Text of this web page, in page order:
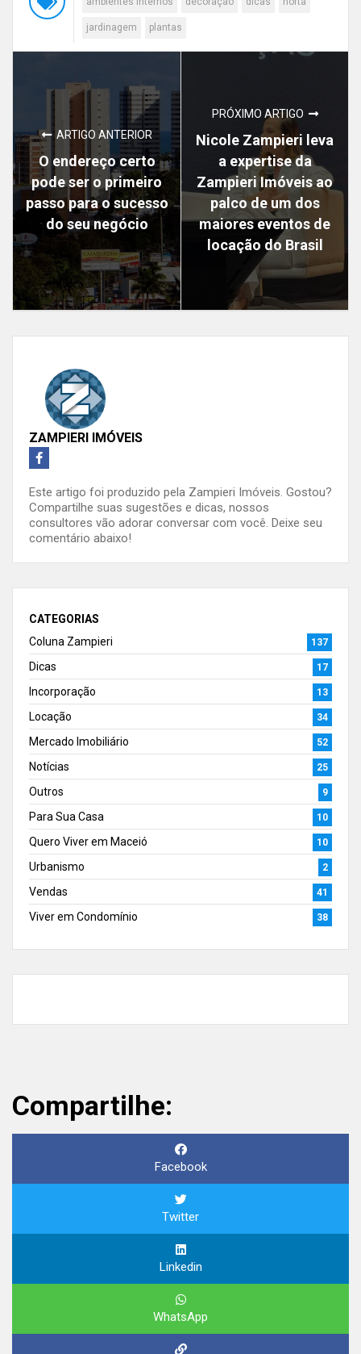
jardinagem plantas
ARTIGO ANTERIOR
O endereço certo
pode ser o primeiro
passo para o sucesso
do seu negócio
PRÓXIMO ARTIGO
Nicole Zampieri leva
a expertise da
Zampieri Imóveis ao
palco de um dos
maiores eventos de
locação do Brasil
ZAMPIERI IMÓVEIS
Este artigo foi produzido pela Zampieri Imóveis. Gostou?
Compartilhe suas sugestões e dicas, nossos
consultores vão adorar conversar com você. Deixe seu
comentário abaixo!
CATEGORIAS
Coluna Zampieri
137
Dicas 17
Incorporação 13
Locação 34
Mercado Imobiliário 52
Notícias 25
Outros 9
Para Sua Casa 10
Quero Viver em Maceió 10
Urbanismo 2
Vendas 41
Viver em Condomínio 38
Compartilhe:
Facebook
Twitter
Linkedin
WhatsApp